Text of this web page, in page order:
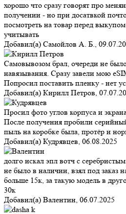
хорошо что сразу говорят про
получении - но при досатвкой
посмотреть на товар перед
учитывать
Добавил(а) Самойлов А. Б.,
Самовывозом брал, очереди не
навязывания. Сразу завели мою
Попросил поставить пленку - нет
Добавил(а) Кирилл Петров,
Просил фото углов корпуса и
После получения пробили
пыль на коробке была, протёр и
Добавил(а) Кудрявцев, 06.08.2025
долго искал эпл вотч с
не было в наличии, взял под заказ
больше 15к, за такую модель в
30к
Добавил(а) Валентин, 06.07.2025